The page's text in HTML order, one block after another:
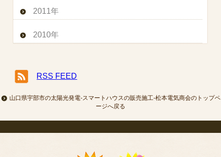
2011年
2010年
RSS FEED
山口県宇部市の太陽光発電-スマートハウスの販売施工-松本電気商会のトップペ
ージへ戻る